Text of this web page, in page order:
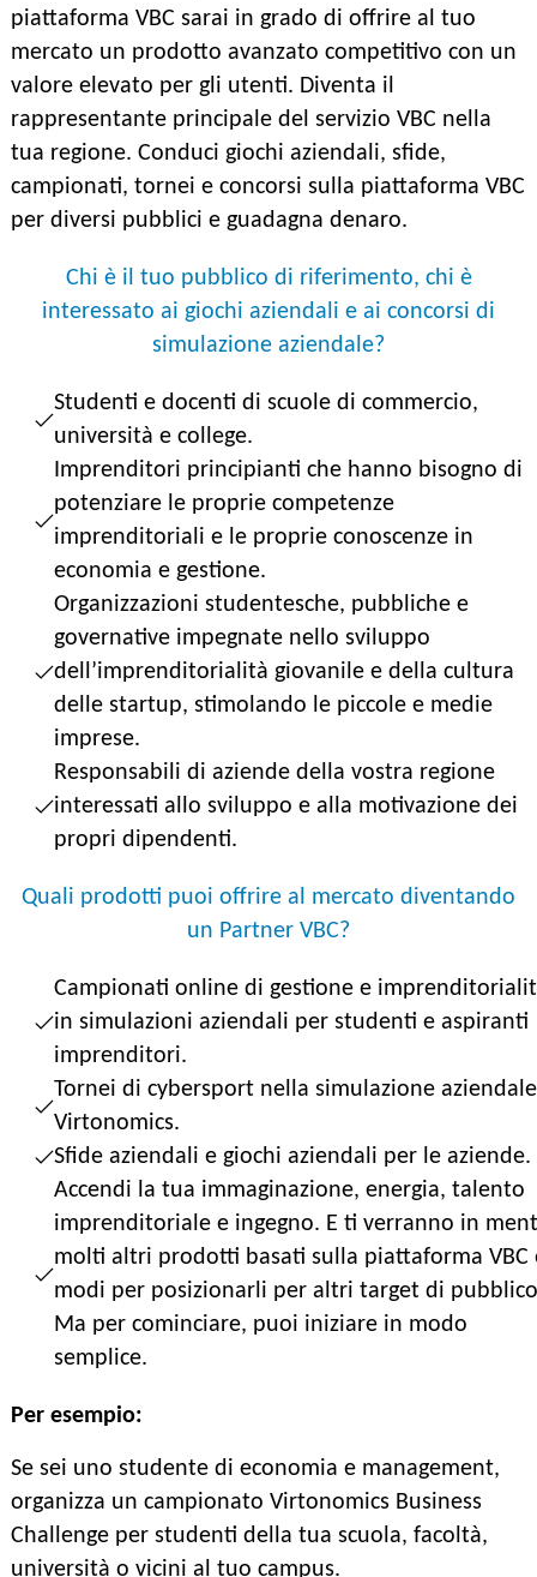
piattaforma VBC sarai in grado di offrire al tuo
mercato un prodotto avanzato competitivo con un
valore elevato per gli utenti. Diventa il
rappresentante principale del servizio VBC nella
tua regione. Conduci giochi aziendali, sfide,
campionati, tornei e concorsi sulla piattaforma VBC
per diversi pubblici e guadagna denaro.
Chi è il tuo pubblico di riferimento, chi è
interessato ai giochi aziendali e ai concorsi di
simulazione aziendale?
Studenti e docenti di scuole di commercio,
università e college.
Imprenditori principianti che hanno bisogno di
potenziare le proprie competenze
imprenditoriali e le proprie conoscenze in
economia e gestione.
Organizzazioni studentesche, pubbliche e
governative impegnate nello sviluppo
dell’imprenditorialità giovanile e della cultura
delle startup, stimolando le piccole e medie
imprese.
Responsabili di aziende della vostra regione
interessati allo sviluppo e alla motivazione dei
propri dipendenti.
Quali prodotti puoi offrire al mercato diventando
un Partner VBC?
Campionati online di gestione e
in simulazioni aziendali per studenti e aspiranti
imprenditori.
Tornei di cybersport nella simulazione aziendale
Virtonomics.
Sfide aziendali e giochi aziendali per le aziende.
Accendi la tua immaginazione, energia, talento
imprenditoriale e ingegno. E ti verranno in
molti altri prodotti basati sulla piattaforma VBC
modi per posizionarli per altri target di
Ma per cominciare, puoi iniziare in modo
semplice.
Per esempio:
Se sei uno studente di economia e management,
organizza un campionato Virtonomics Business
Challenge per studenti della tua scuola, facoltà,
università o vicini al tuo campus.